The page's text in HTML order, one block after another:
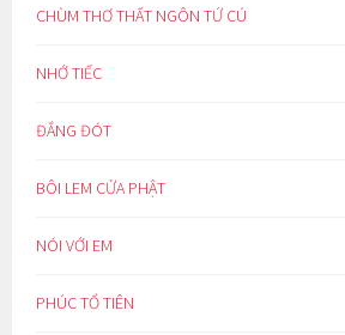
CHÙM THƠ THẤT NGÔN TỨ CÚ
NHỚ TIẾC
ĐẮNG ĐÓT
BÔI LEM CỬA PHẬT
NÓI VỚI EM
PHÚC TỔ TIÊN